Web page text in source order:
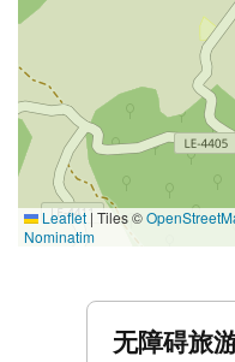
Leaflet | Tiles ©
Nominatim
无障碍旅